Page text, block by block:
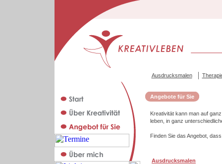
Ausdrucksmalen
Angebote für Sie
Kreativität kann man auf
leben, in ganz
Finden Sie das Angebot,
Ausdrucksmalen